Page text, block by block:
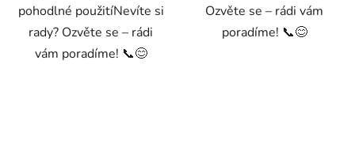
pohodlné použitíNevíte si
rady? Ozvěte se – rádi
vám poradíme! 📞😊
Ozvěte se – rádi vám
poradíme! 📞😊